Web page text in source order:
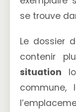
se trouve
Le dossier
contenir
situation
commune,